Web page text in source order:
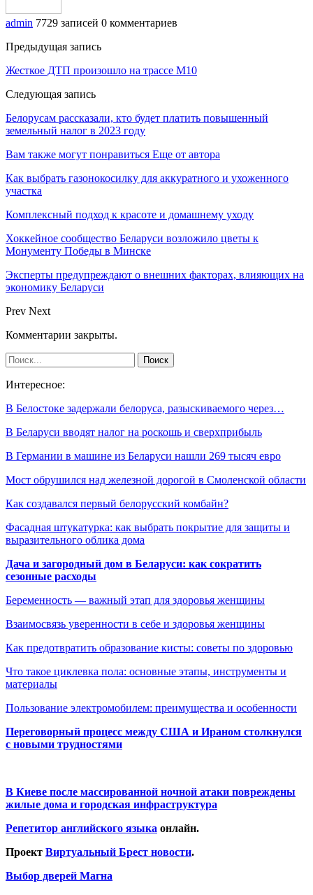
admin 7729 записей 0 комментариев
Предыдущая запись
Жесткое ДТП произошло на трассе М10
Следующая запись
Белорусам рассказали, кто будет платить повышенный
земельный налог в 2023 году
Вам также могут понравиться Еще от автора
Как выбрать газонокосилку для аккуратного и ухоженного
участка
Комплексный подход к красоте и домашнему уходу
Хоккейное сообщество Беларуси возложило цветы к
Монументу Победы в Минске
Эксперты предупреждают о внешних факторах, влияющих на
экономику Беларуси
Prev Next
Комментарии закрыты.
Интересное:
В Белостоке задержали белоруса, разыскиваемого через…
В Беларуси вводят налог на роскошь и сверхприбыль
В Германии в машине из Беларуси нашли 269 тысяч евро
Мост обрушился над железной дорогой в Смоленской области
Как создавался первый белорусский комбайн?
Фасадная штукатурка: как выбрать покрытие для защиты и
выразительного облика дома
Дача и загородный дом в Беларуси: как сократить
сезонные расходы
Беременность — важный этап для здоровья женщины
Взаимосвязь уверенности в себе и здоровья женщины
Как предотвратить образование кисты: советы по здоровью
Что такое циклевка пола: основные этапы, инструменты и
материалы
Пользование электромобилем: преимущества и особенности
Переговорный процесс между США и Ираном столкнулся
с новыми трудностями
В Киеве после массированной ночной атаки повреждены
жилые дома и городская инфраструктура
Репетитор английского языка онлайн.
Проект Виртуальный Брест новости.
Выбор дверей Магна